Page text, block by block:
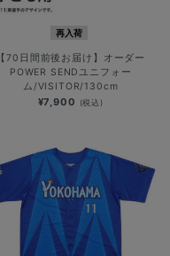
再入荷
【70日間前後お届け】オーダー
POWER SENDユニフォー
ム/VISITOR/130cm
¥7,900 (税込)